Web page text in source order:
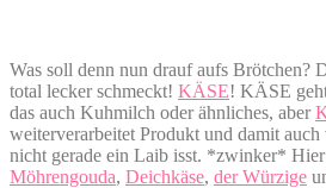
Was soll denn nun drauf aufs Brötchen?
total lecker schmeckt! KÄSE! KÄSE
das auch Kuhmilch oder ähnliches, aber
weiterverarbeitet Produkt und damit
nicht gerade ein Laib isst. *zwinker* Hier
Möhrengouda, Deichkäse, der Würzige